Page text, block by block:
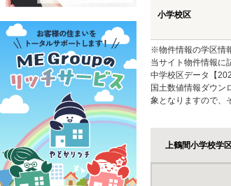
小学校区
※物件情報の学区情
当サイト物件情報に
中学校区データ【
国土数値情報ダウン
象となりますので、
上鶴間小学校学